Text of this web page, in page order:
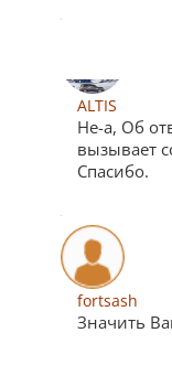
ALTIS
Не-а, Об
вызывает
Спасибо.
fortsash
Значить